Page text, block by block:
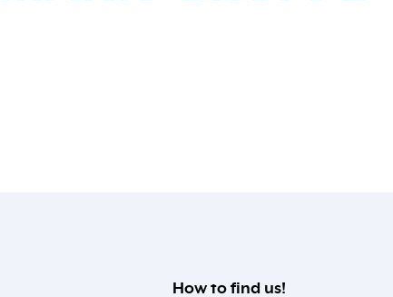
How to find us!